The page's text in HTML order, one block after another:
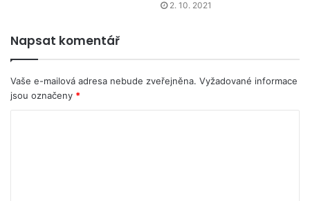
2. 10. 2021
Napsat komentář
Vaše e-mailová adresa nebude zveřejněna. Vyžadované informace
jsou označeny *